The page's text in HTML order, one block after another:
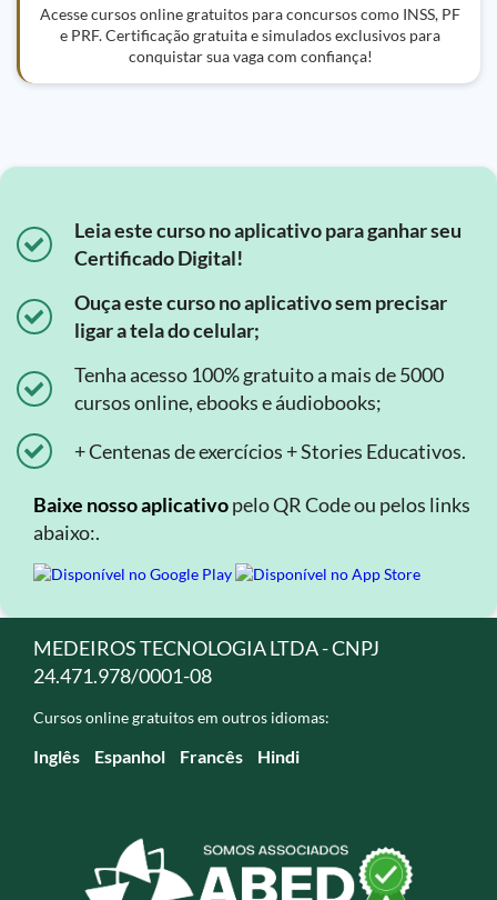
Acesse cursos online gratuitos para concursos como INSS, PF
e PRF. Certificação gratuita e simulados exclusivos para
conquistar sua vaga com confiança!
Leia este curso no aplicativo para ganhar seu
Certificado Digital!
Ouça este curso no aplicativo sem precisar
ligar a tela do celular;
Tenha acesso 100% gratuito a mais de 5000
cursos online, ebooks e áudiobooks;
+ Centenas de exercícios + Stories Educativos.
Baixe nosso aplicativopelo QR Code ou pelos links
abaixo:.
MEDEIROS TECNOLOGIA LTDA - CNPJ
24.471.978/0001-08
Cursos online gratuitos em outros idiomas:
Inglês Espanhol Francês Hindi